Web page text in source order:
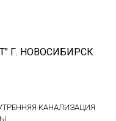
Г. НОВОСИБИРСК
КАНАЛИЗАЦИЯ